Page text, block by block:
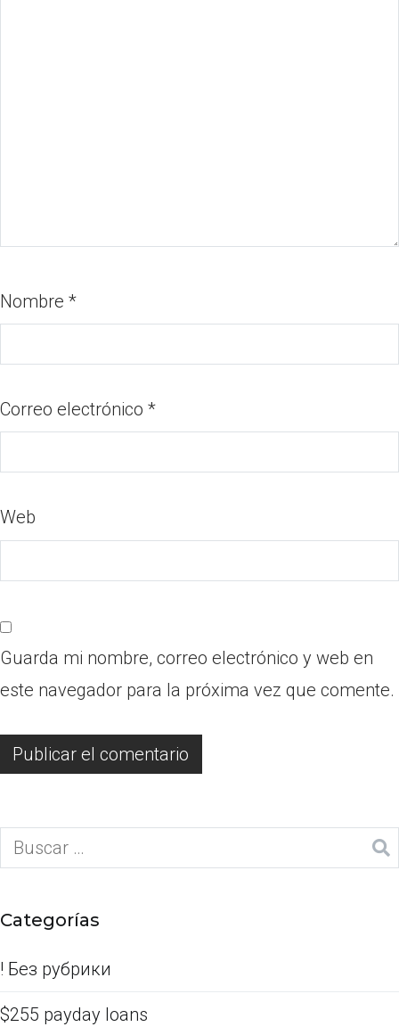
Nombre *
Correo electrónico *
Web
Guarda mi nombre, correo electrónico y web en
este navegador para la próxima vez que comente.
Categorías
! Без рубрики
$255 payday loans